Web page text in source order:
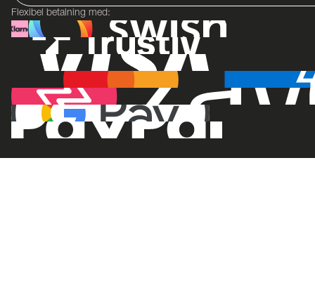
Flexibel betalning med: